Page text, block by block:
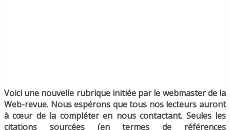
Voici une nouvelle rubrique initiée par le webmaster de la
Web-revue. Nous espérons que tous nos lecteurs auront
à cœur de la compléter en nous contactant. Seules les
citations sourcées (en termes de références